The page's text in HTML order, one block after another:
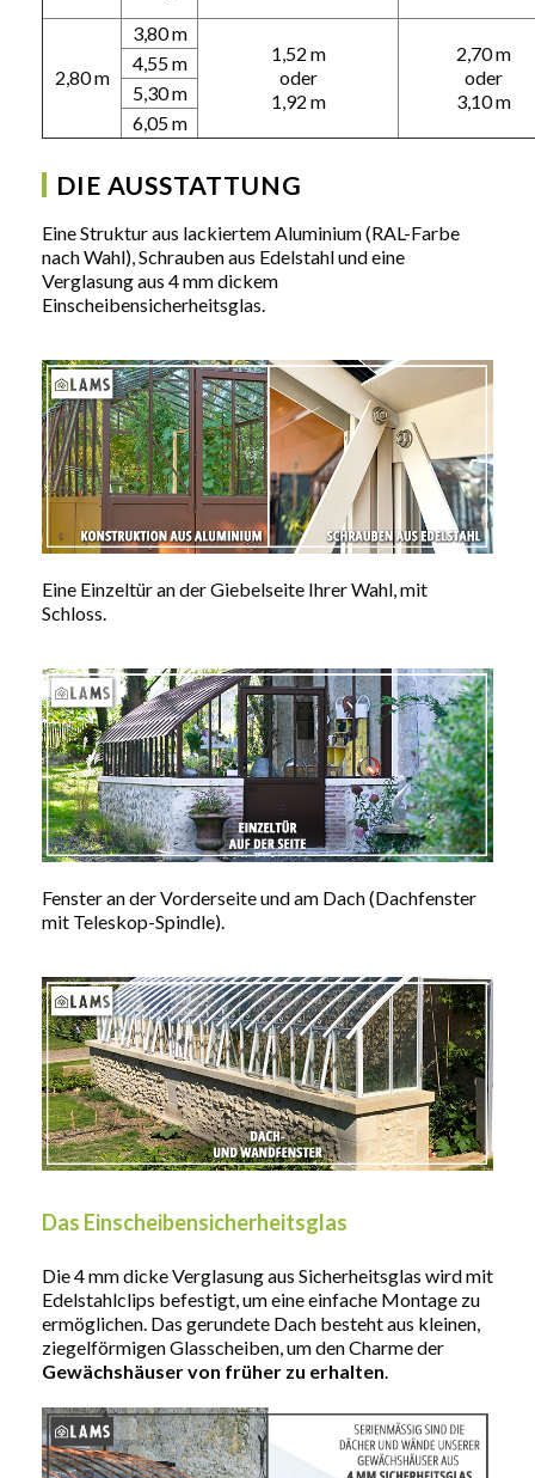
2,80 m
3,80 m
1,52 m
oder
1,92 m
2,70 m
oder
3,10 m
4,55 m
5,30 m
6,05 m
DIE AUSSTATTUNG
Eine Struktur aus lackiertem Aluminium (RAL-Farbe
nach Wahl), Schrauben aus Edelstahl und eine
Verglasung aus 4 mm dickem
Einscheibensicherheitsglas.
Eine Einzeltür an der Giebelseite Ihrer Wahl, mit
Schloss.
Fenster an der Vorderseite und am Dach (Dachfenster
mit Teleskop-Spindle).
Das Einscheibensicherheitsglas
Die 4 mm dicke Verglasung aus Sicherheitsglas wird mit
Edelstahlclips befestigt, um eine einfache Montage zu
ermöglichen. Das gerundete Dach besteht aus kleinen,
ziegelförmigen Glasscheiben, um den Charme der
Gewächshäuser von früher zu erhalten